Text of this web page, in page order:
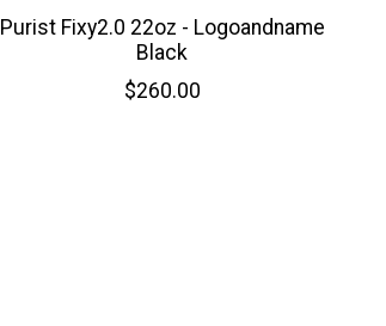
Purist Fixy2.0 22oz - Logoandname
Black
$260.00